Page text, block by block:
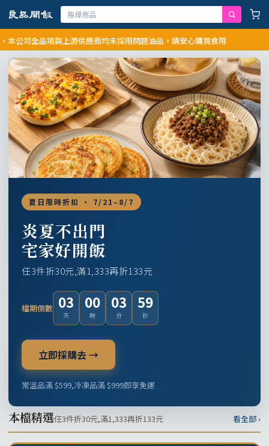
全品項與上游供應商均未採用問題油品，請安心購買食用
夏日限時折扣 · 7/21–8/7
炎夏不出門
宅家好開飯
任3件折30元,滿1,333再折133元
檔期倒數 03
天
00
時
03
分
58
秒
立即採購去 →
常溫品滿 $599,冷凍品滿 $999即享免運
本檔精選任3件折30元,滿1,333再折133元 看全部 ›